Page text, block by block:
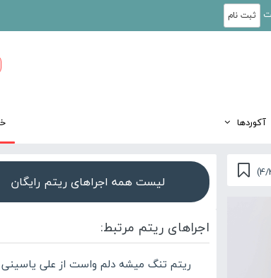
ثبت نام
آکوردها
لیست همه اجراهای ریتم رایگان
اجراهای ریتم مرتبط:
ریتم تنگ میشه دلم واست از علی یاسینی